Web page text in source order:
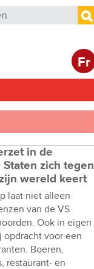
Fr
in de
zich tegen
wereld keert
laat niet alleen
van de VS
Ook in eigen
opdracht voor een
Boeren,
restaurant- en